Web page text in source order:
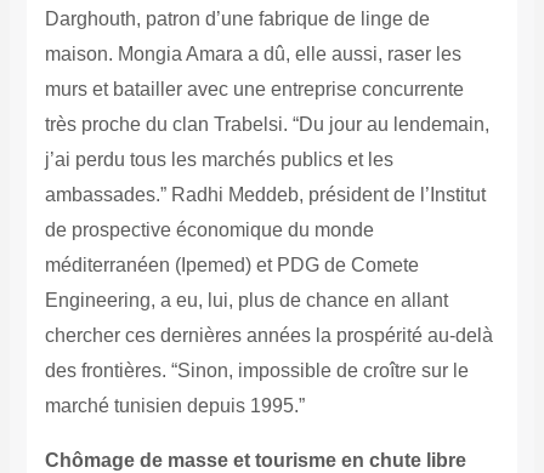
Darghouth, patron d’une fabrique de linge de
maison. Mongia Amara a dû, elle aussi, raser les
murs et batailler avec une entreprise concurrente
très proche du clan Trabelsi. “Du jour au lendemain,
j’ai perdu tous les marchés publics et les
ambassades.” Radhi Meddeb, président de l’Institut
de prospective économique du monde
méditerranéen (Ipemed) et PDG de Comete
Engineering, a eu, lui, plus de chance en allant
chercher ces dernières années la prospérité au-delà
des frontières. “Sinon, impossible de croître sur le
marché tunisien depuis 1995.”
Chômage de masse et tourisme en chute libre